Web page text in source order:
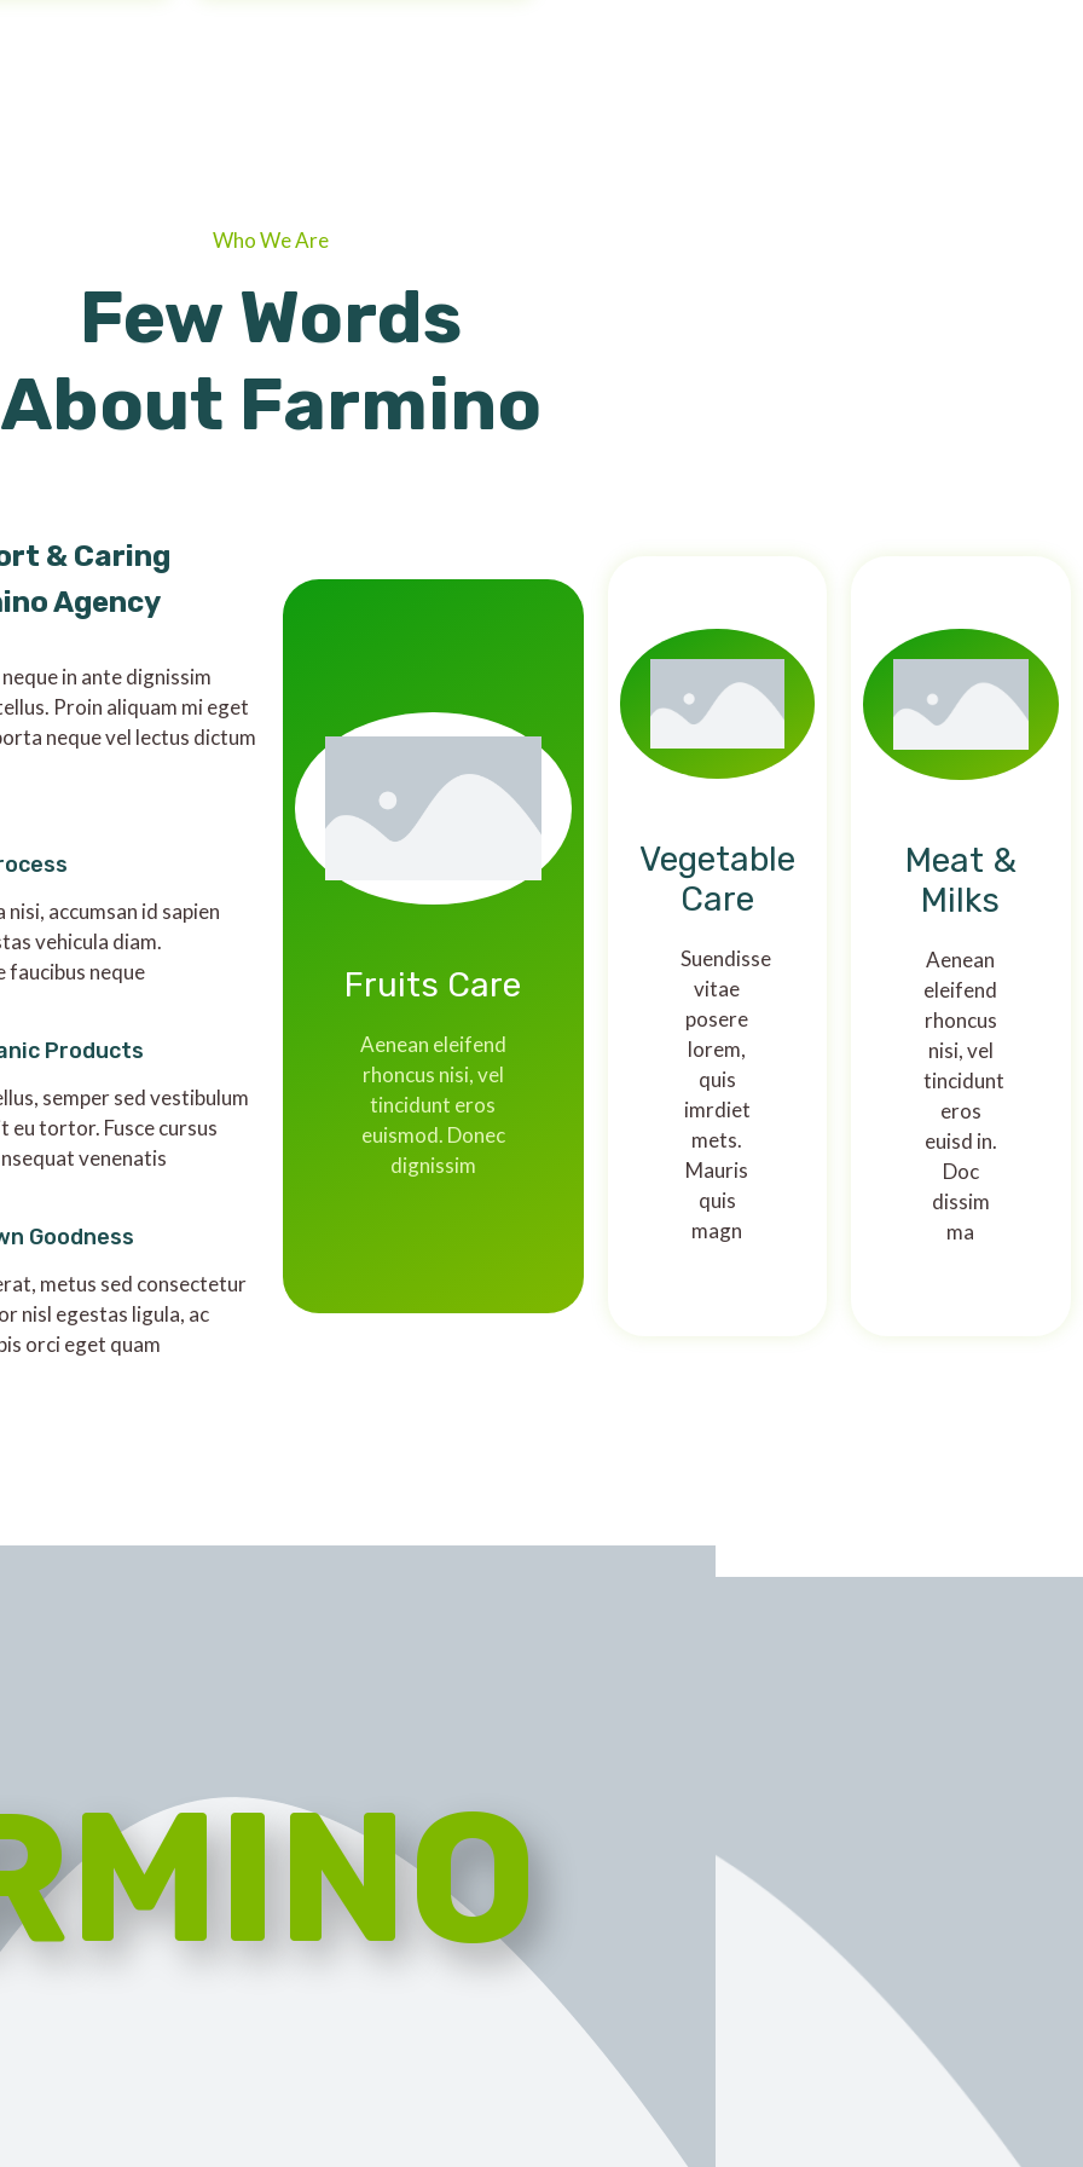
Who We Are
Few Words
About Farmino
& Caring
Agency
in ante dignissim
Proin aliquam mi eget
neque vel lectus dictum
nisi, accumsan id sapien
vehicula diam.
faucibus neque
Products
semper sed vestibulum
eu tortor. Fusce cursus
venenatis
Goodness
metus sed consectetur
nisl egestas ligula, ac
orci eget quam
Fruits Care
Aenean eleifend
rhoncus nisi, vel
tincidunt eros
euismod. Donec
dignissim
Vegetable
Care
Suendisse
vitae
posere
lorem,
quis
imrdiet
mets.
Mauris
quis
magn
Meat &
Milks
Aenean
eleifend
rhoncus
nisi, vel
tincidunt
eros
euisd in.
Doc
dissim
ma